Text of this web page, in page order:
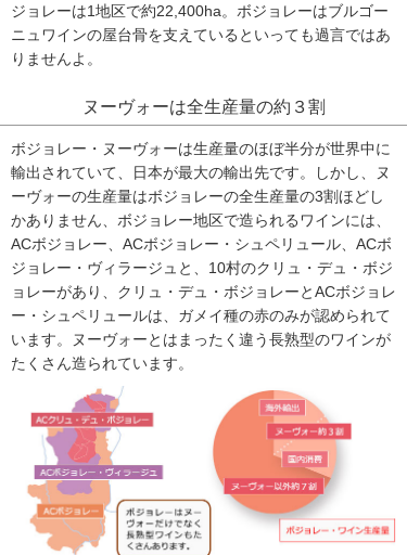
ジョレーは1地区で約22,400ha。ボジョレーはブルゴー
ニュワインの屋台骨を支えているといっても過言ではあ
りませんよ。
ヌーヴォーは全生産量の約３割
ボジョレー・ヌーヴォーは生産量のほぼ半分が世界中に
輸出されていて、日本が最大の輸出先です。しかし、ヌ
ーヴォーの生産量はボジョレーの全生産量の3割ほどし
かありません、ボジョレー地区で造られるワインには、
ACボジョレー、ACボジョレー・シュペリュール、ACボ
ジョレー・ヴィラージュと、10村のクリュ・デュ・ボジ
ョレーがあり、クリュ・デュ・ボジョレーとACボジョレ
ー・シュペリュールは、ガメイ種の赤のみが認められて
います。ヌーヴォーとはまったく違う長熟型のワインが
たくさん造られています。